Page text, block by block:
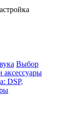
Выбор
аксессуары
DSP,